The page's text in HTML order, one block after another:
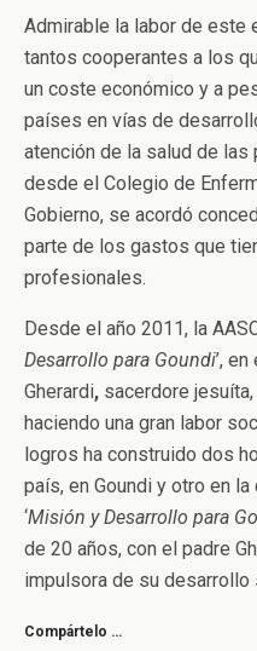
Admirable la labor de este
tantos cooperantes a los
un coste económico y a
países en vías de
atención de la salud de
desde el Colegio de
Gobierno, se acordó
parte de los gastos que
profesionales.
Desde el año 2011, la
Desarrollo para Goundi’,
Gherardi, sacerdore
haciendo una gran labor
logros ha construido dos
país, en Goundi y otro en la
‘Misión y Desarrollo para
de 20 años, con el padre
impulsora de su desarrollo
Compártelo …